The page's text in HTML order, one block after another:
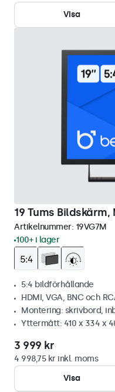
Visa
19 Tums
Artikelnummer: 19VG7M
100+ i lager
5:4 bildförhållande
HDMI, VGA, BNC och
Montering: skrivbord,
Yttermått: 410 x 334 x
3 999 kr
4 998,75 kr inkl. moms
Visa